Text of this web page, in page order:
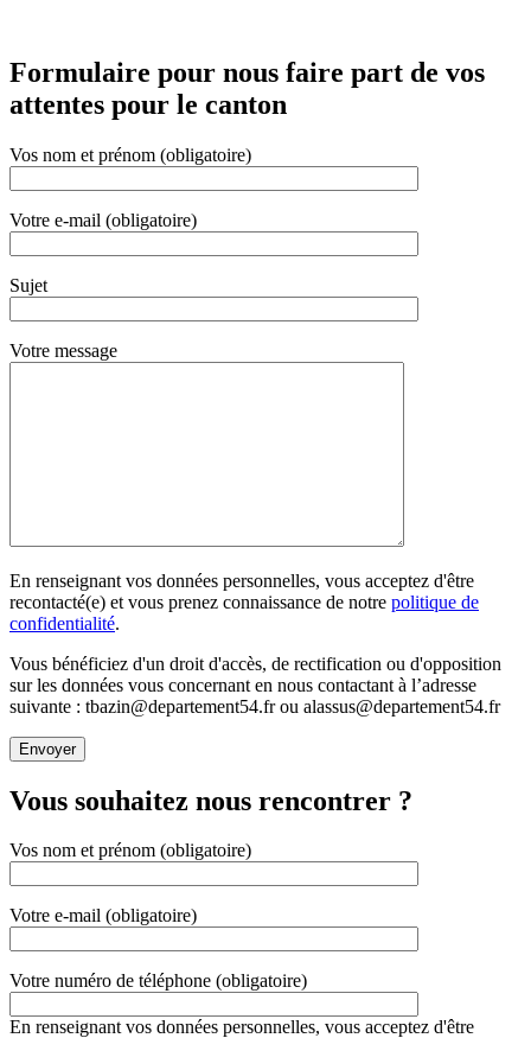
Formulaire pour nous faire part de vos
attentes pour le canton
Vos nom et prénom (obligatoire)
Votre e-mail (obligatoire)
Sujet
Votre message
En renseignant vos données personnelles, vous acceptez d'être
recontacté(e) et vous prenez connaissance de notre politique de
confidentialité.
Vous bénéficiez d'un droit d'accès, de rectification ou d'opposition
sur les données vous concernant en nous contactant à l’adresse
suivante : tbazin@departement54.fr ou alassus@departement54.fr
Vous souhaitez nous rencontrer ?
Vos nom et prénom (obligatoire)
Votre e-mail (obligatoire)
Votre numéro de téléphone (obligatoire)
En renseignant vos données personnelles, vous acceptez d'être